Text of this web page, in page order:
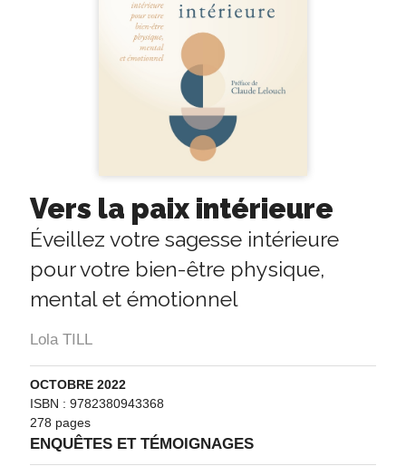
Vers la paix intérieure
Éveillez votre sagesse intérieure
pour votre bien-être physique,
mental et émotionnel
Lola TILL
OCTOBRE 2022
ISBN : 9782380943368
278 pages
ENQUÊTES ET TÉMOIGNAGES